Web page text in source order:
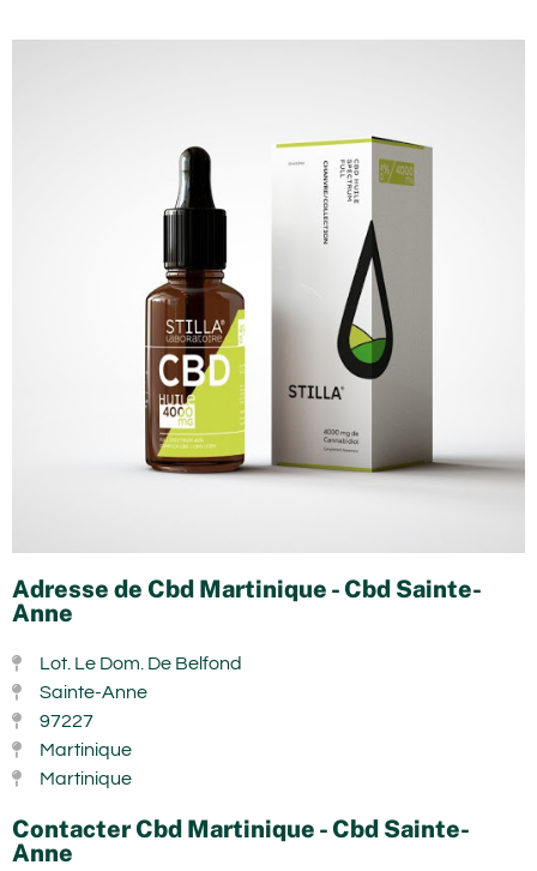
Adresse de Cbd Martinique - Cbd Sainte-
Anne
Lot. Le Dom. De Belfond
Sainte-Anne
97227
Martinique
Martinique
Contacter Cbd Martinique - Cbd Sainte-
Anne